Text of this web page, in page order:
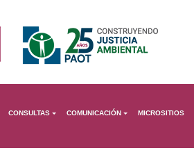
CONSULTAS COMUNICACIÓN MICROSITIOS